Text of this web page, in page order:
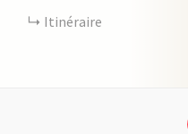
Itinéraire